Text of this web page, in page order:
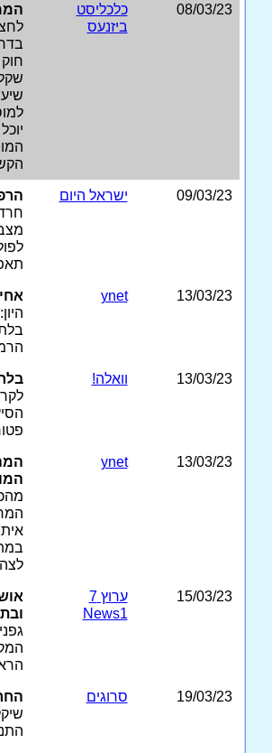
08/03/23
כלכליסט
ביזנעס
09/03/23 ישראל היום
13/03/23
ynet
13/03/23 וואלה!
13/03/23
ynet
15/03/23
ערוץ 7
News1
19/03/23 סרוגים